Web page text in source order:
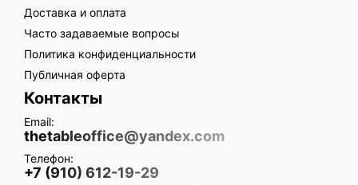
Доставка и оплата
Часто задаваемые вопросы
Политика конфиденциальности
Публичная оферта
Контакты
Email:
thetableoffice@yandex.com
Телефон:
+7 (910) 612-19-29